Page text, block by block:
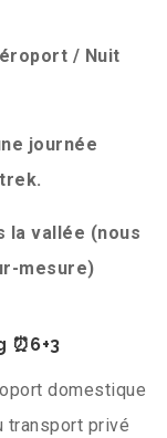
/ Nuit
journée
la vallée (nous
mesure)
domestique
transport privé